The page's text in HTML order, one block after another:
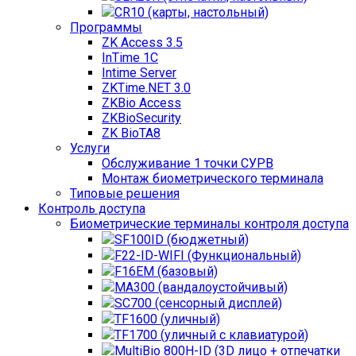
CR10 (карты, настольный)
Программы
ZK Access 3.5
InTime 1С
Intime Server
ZKTime.NET 3.0
ZKBio Access
ZKBioSecurity
ZK BioTA8
Услуги
Обслуживание 1 точки СУРВ
Монтаж биометрического терминала
Типовые решения
Контроль доступа
Биометрические терминалы контроля доступа
SF100ID (бюджетный)
F22-ID-WIFI (Функциональный)
F16EM (базовый)
MA300 (вандалоустойчивый)
SC700 (сенсорный дисплей)
TF1600 (уличный)
TF1700 (уличный с клавиатурой)
MultiBio 800H-ID (3D лицо + отпечатки